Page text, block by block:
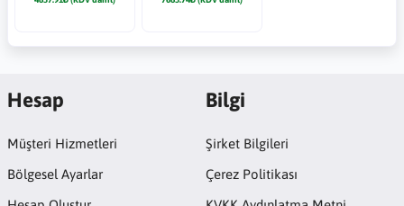
Hesap
Müşteri Hizmetleri
Bölgesel Ayarlar
Bilgi
Şirket Bilgileri
Çerez Politikası